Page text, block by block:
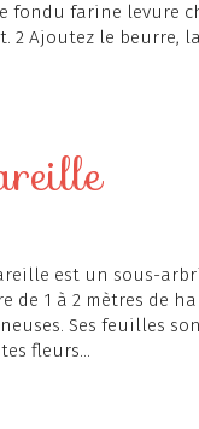
fondu farine levure
2 Ajoutez le beurre,
est un sous-
de 1 à 2 mètres de
Ses feuilles
fleurs...